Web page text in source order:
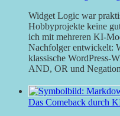
Widget Logic war
Hobbyprojekte keine
ich mit mehreren KI-
Nachfolger entwickelt:
klassische WordPress-
AND, OR und
Das Comeback durch